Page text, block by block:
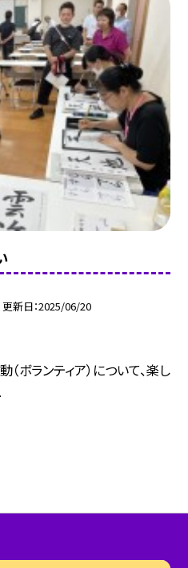
更新日 2025/06/20
ボランティア）について、楽し